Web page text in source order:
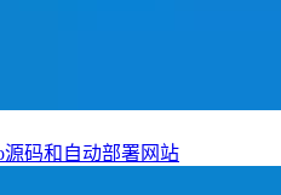
源码和自动部署网站